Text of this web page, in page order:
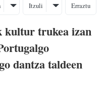
Itzuli Erraztu
kultur trukea izan
dantza taldeen